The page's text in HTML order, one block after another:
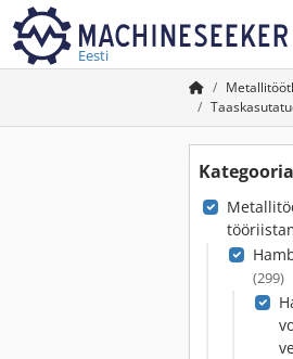
Eesti
Kategooria
(299)